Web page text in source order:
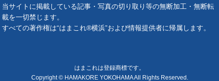
当サイトに掲載している記事・写真の切り取り等の無断加工・無断転
載を一切禁じます。
すべての著作権は“はまこれ®横浜”および情報提供者に帰属します。
はまこれは登録商標です。
Copyright © HAMAKORE YOKOHAMA All Rights Reserved.